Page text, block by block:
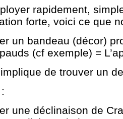
rapidement,
forte, voici ce que
un bandeau (décor)
(cf exemple) =
de trouver un
une déclinaison de